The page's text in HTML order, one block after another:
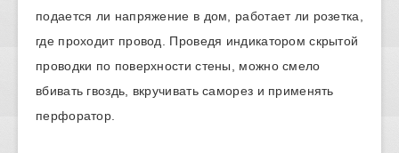
подается ли напряжение в дом, работает ли розетка,
где проходит провод. Проведя индикатором скрытой
проводки по поверхности стены, можно смело
вбивать гвоздь, вкручивать саморез и применять
перфоратор.